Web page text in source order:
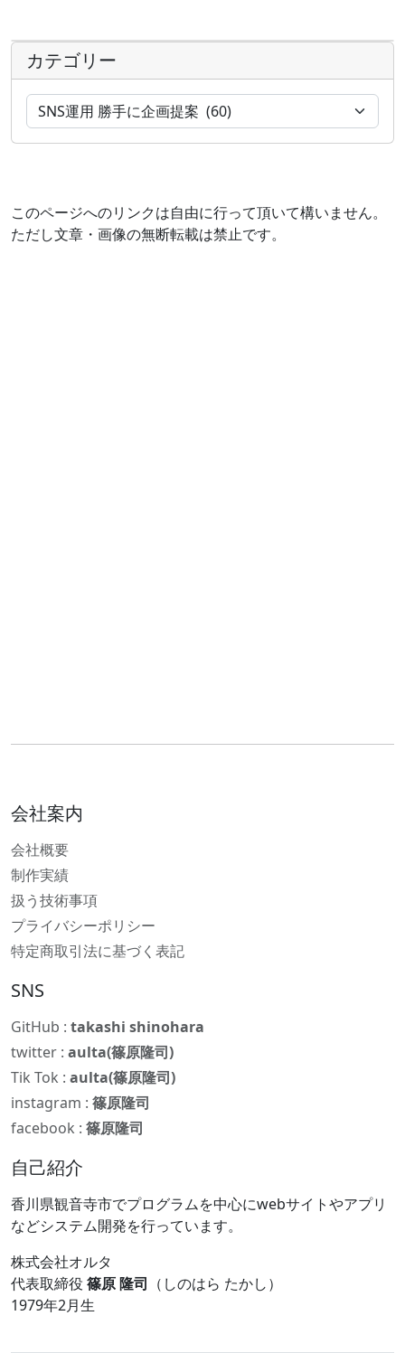
カテゴリー
このページへのリンクは自由に行って頂いて構いません。
ただし文章・画像の無断転載は禁止です。
会社案内
会社概要
制作実績
扱う技術事項
プライバシーポリシー
特定商取引法に基づく表記
SNS
GitHub : takashi shinohara
twitter : aulta(篠原隆司)
Tik Tok : aulta(篠原隆司)
instagram : 篠原隆司
facebook : 篠原隆司
自己紹介
香川県観音寺市でプログラムを中心にwebサイトやアプリ
などシステム開発を行っています。
株式会社オルタ
代表取締役 篠原 隆司 （しのはら たかし）
1979年2月生